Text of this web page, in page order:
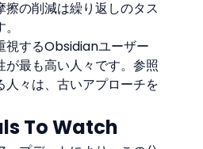
の削減は繰り返しのタス
視するObsidianユーザー
が最も高い人々です。参照
人々は、古いアプローチを
To Watch